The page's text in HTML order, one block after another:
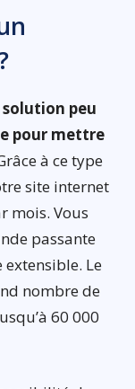
solution peu
pour mettre
à ce type
site internet
mois. Vous
passante
extensible. Le
nombre de
60 000